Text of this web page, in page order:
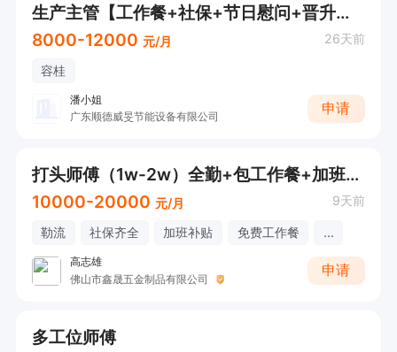
◆色觉正常。
态    度:
◆遵守劳动纪律，能严格执行及服从工作安排，能
承受一定工作压力；
◆工作细致认真，谨慎细心、责任心强、吃苦耐
生产主管【工作餐+社保+节日慰问+晋升快】
8000-12000 元/月 26天前
容桂
潘小姐
广东顺德威旻节能设备有限公司
申请
打头师傅（1w-2w）全勤+包工作餐+加班补贴
10000-20000 元/月 9天前
勒流 社保齐全 加班补贴 免费工作餐 ...
高志雄
佛山市鑫晟五金制品有限公司
申请
多工位师傅